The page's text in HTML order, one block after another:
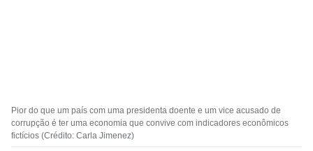
Pior do que um país com uma presidenta doente e um vice acusado de
corrupção é ter uma economia que convive com indicadores econômicos
fictícios (Crédito: Carla Jimenez)